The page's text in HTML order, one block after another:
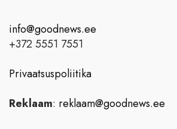
info@goodnews.ee
+372 5551 7551
Privaatsuspoliitika
Reklaam: reklaam@goodnews.ee